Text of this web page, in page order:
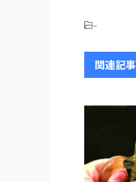
-
関連記事